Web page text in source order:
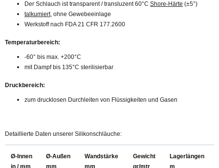
Der Schlauch ist transparent / transluzent 60°C Shore-Härte (±5°)
talkumiert, ohne Gewebeeinlage
Werkstoff nach FDA 21 CFR 177.2600
Temperaturbereich:
-60° bis max. +200°C
mit Dampf bis 135°C sterilisierbar
Druckbereich:
zum drucklosen Durchleiten von Flüssigkeiten und Gasen
Detaillierte Daten unserer Silikonschläuche:
Ø-Innen
in / mm
Ø-Außen
mm
Wandstärke
mm
Gewicht
gr/mtr
Lagerlängen
m